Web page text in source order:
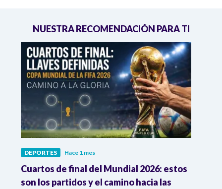
NUESTRA RECOMENDACIÓN PARA TI
DEPORTES Hace 1 mes
Cuartos de final del Mundial 2026: estos
son los partidos y el camino hacia las